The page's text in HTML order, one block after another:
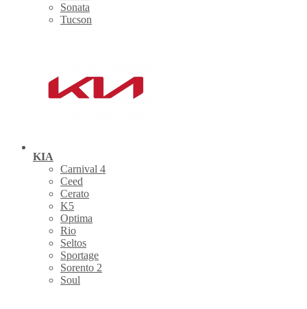
Sonata
Tucson
KIA
Carnival 4
Ceed
Cerato
K5
Optima
Rio
Seltos
Sportage
Sorento 2
Soul